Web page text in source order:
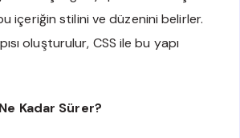
bu içeriğin stilini ve düzenini belirler.
oluşturulur, CSS ile bu yapı
Kadar Sürer?